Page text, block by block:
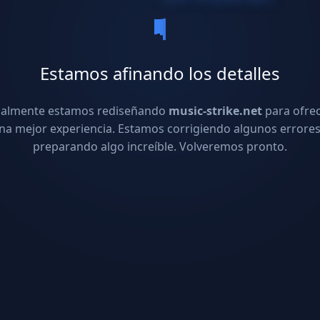
Estamos afinando los detalles
estamos rediseñando music-strike.net para
mejor experiencia. Estamos corrigiendo algunos
preparando algo increíble. Volveremos pronto.